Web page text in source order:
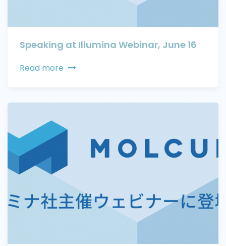
Speaking at Illumina Webinar, June 16
Read more